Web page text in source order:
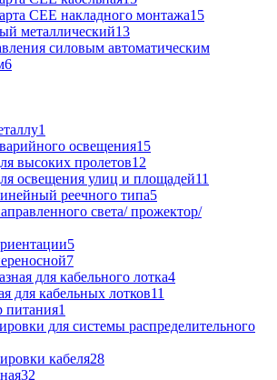
СЕЕ накладного монтажа15
металлический13
силовым автоматическим
6
1
освещения15
высоких пролетов12
освещения улиц и площадей11
реечного типа5
света/ прожектор/
5
7
для кабельного лотка4
для кабельных лотков11
питания1
для системы распределительного
кабеля28
32